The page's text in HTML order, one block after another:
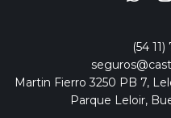
(54
Martin Fierro 3250 PB 7,
Parque Leloir,